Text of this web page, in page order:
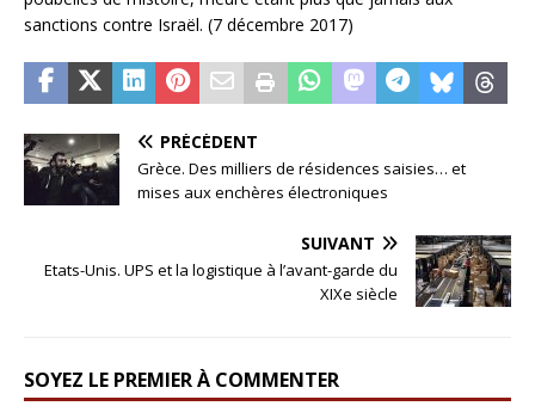
sanctions contre Israël. (7 décembre 2017)
PRÉCÉDENT
Grèce. Des milliers de résidences saisies… et
mises aux enchères électroniques
SUIVANT
Etats-Unis. UPS et la logistique à l’avant-garde du
XIXe siècle
SOYEZ LE PREMIER À COMMENTER